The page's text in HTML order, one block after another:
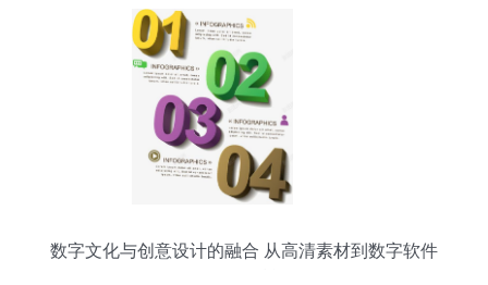
数字文化与创意设计的融合 从高清素材到数字软件